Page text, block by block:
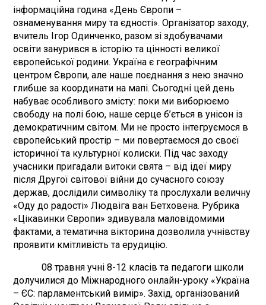
інформаційна година «День Європи –
ознаменування миру та єдності». Організатор заходу,
вчитель Ігор Одинченко, разом зі здобувачами
освіти занурився в історію та цінності великої
європейської родини. Україна є географічним
центром Європи, але наше поєднання з нею значно
глибше за координати на мапі. Сьогодні цей день
набуває особливого змісту: поки ми виборюємо
свободу на полі бою, наше серце б’ється в унісон із
демократичним світом. Ми не просто інтегруємося в
європейський простір – ми повертаємося до своєї
історичної та культурної колиски. Під час заходу
учасники пригадали витоки свята – від ідеї миру
після Другої світової війни до сучасного союзу
держав, дослідили символіку та прослухали величну
«Оду до радості» Людвіга ван Бетховена. Рубрика
«Цікавинки Європи» здивувала маловідомими
фактами, а тематична вікторина дозволила учнівству
проявити кмітливість та ерудицію.
08 травня учні 8-12 класів та педагоги школи
долучилися до Міжнародного онлайн-уроку «Україна
– ЄС: парламентський вимір». Захід, організований